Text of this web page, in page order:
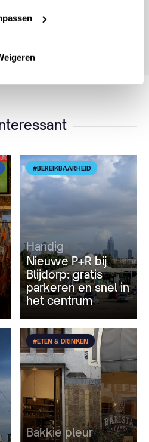
#BEREIKBAARHEID
Handig
Nieuwe P+R bij
Blijdorp: gratis
parkeren en snel in
het centrum
#ETEN & DRINKEN
Bakkie pleur